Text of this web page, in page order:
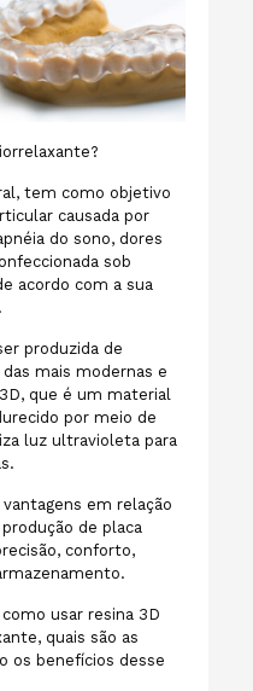
tem como objetivo
causada por
do sono, dores
sob
acordo com a sua
produzida de
mais modernas e
que é um material
por meio de
luz ultravioleta para
em relação
de placa
conforto,
usar resina 3D
quais são as
os benefícios desse